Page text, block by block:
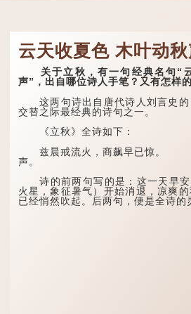
云天收夏色 木叶动
关于立秋，有一句经典名句“
声”，出自哪位诗人手笔？又有怎样
这两句诗出自唐代诗人刘言史的
交替之际最经典的诗句之一。
《立秋》全诗如下：
兹晨戒流火，商飙早已惊。 云
声。
诗的前两句写的是：这一天早安
火星，象征暑气）开始消退，凉爽的
已经悄然吹起。后两句，便是全诗的